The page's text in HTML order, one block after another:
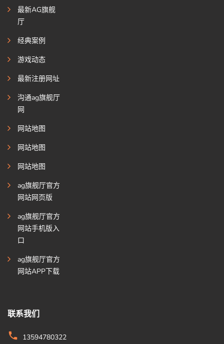
最新AG旗舰
厅
经典案例
游戏动态
最新注册网址
沟通ag旗舰厅
网
网站地图
网站地图
网站地图
ag旗舰厅官方
网站网页版
ag旗舰厅官方
网站手机版入
口
ag旗舰厅官方
网站APP下载
联系我们
13594780322